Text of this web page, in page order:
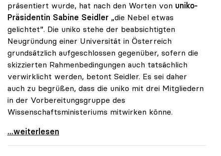
präsentiert wurde, hat nach den Worten von uniko-
Präsidentin Sabine Seidler „die Nebel etwas
gelichtet“. Die uniko stehe der beabsichtigten
Neugründung einer Universität in Österreich
grundsätzlich aufgeschlossen gegenüber, sofern die
skizzierten Rahmenbedingungen auch tatsächlich
verwirklicht werden, betont Seidler. Es sei daher
auch zu begrüßen, dass die uniko mit drei Mitgliedern
in der Vorbereitungsgruppe des
Wissenschaftsministeriums mitwirken könne.
uniko steht Neugründung der TU Oberösterreich
...weiterlesen